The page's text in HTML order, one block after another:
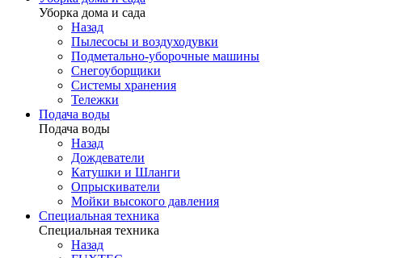
Уборка дома и сада
Назад
Пылесосы и воздуходувки
Подметально-уборочные машины
Снегоуборщики
Системы хранения
Тележки
Подача воды
Подача воды
Назад
Дождеватели
Катушки и Шланги
Опрыскиватели
Мойки высокого давления
Специальная техника
Специальная техника
Назад